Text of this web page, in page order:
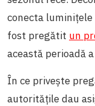
conecta luminițele
fost pregătit un
această perioadă
În ce privește
autoritățile dau